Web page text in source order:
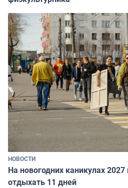
НОВОСТИ
На новогодних каникулах 2027
отдыхать 11 дней